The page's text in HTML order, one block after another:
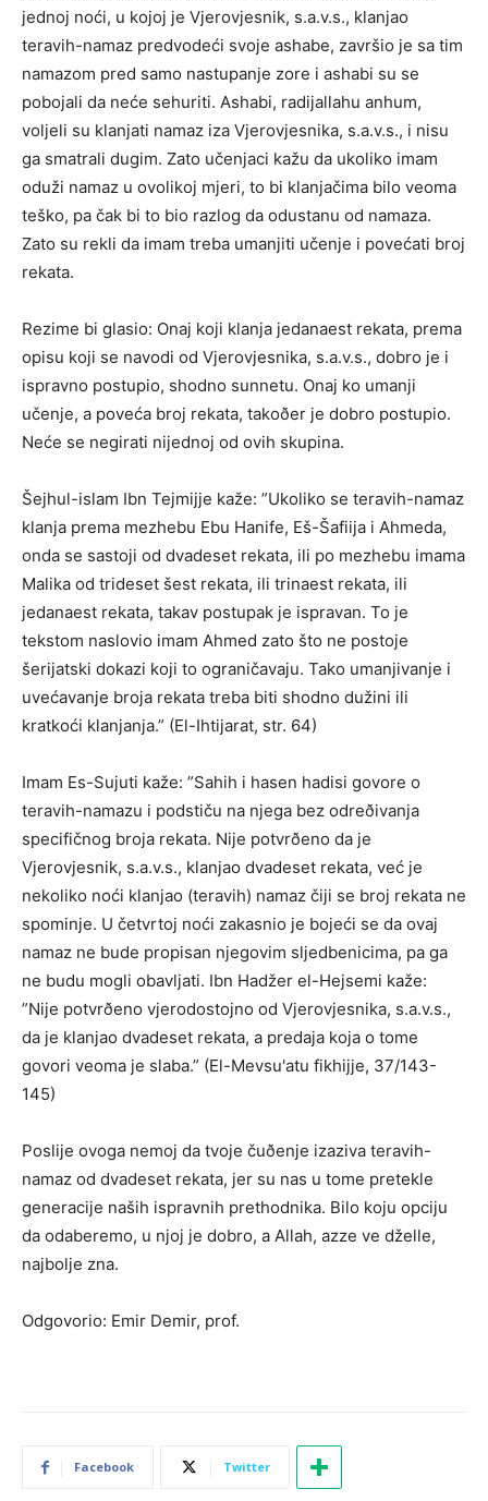
jednoj noći, u kojoj je Vjerovjesnik, s.a.v.s., klanjao
teravih-namaz predvodeći svoje ashabe, završio je sa tim
namazom pred samo nastupanje zore i ashabi su se
pobojali da neće sehuriti. Ashabi, radijallahu anhum,
voljeli su klanjati namaz iza Vjerovjesnika, s.a.v.s., i nisu
ga smatrali dugim. Zato učenjaci kažu da ukoliko imam
oduži namaz u ovolikoj mjeri, to bi klanjačima bilo veoma
teško, pa čak bi to bio razlog da odustanu od namaza.
Zato su rekli da imam treba umanjiti učenje i povećati broj
rekata.
Rezime bi glasio: Onaj koji klanja jedanaest rekata, prema
opisu koji se navodi od Vjerovjesnika, s.a.v.s., dobro je i
ispravno postupio, shodno sunnetu. Onaj ko umanji
učenje, a poveća broj rekata, takoðer je dobro postupio.
Neće se negirati nijednoj od ovih skupina.
Šejhul-islam Ibn Tejmijje kaže: ”Ukoliko se teravih-namaz
klanja prema mezhebu Ebu Hanife, Eš-Šafiija i Ahmeda,
onda se sastoji od dvadeset rekata, ili po mezhebu imama
Malika od trideset šest rekata, ili trinaest rekata, ili
jedanaest rekata, takav postupak je ispravan. To je
tekstom naslovio imam Ahmed zato što ne postoje
šerijatski dokazi koji to ograničavaju. Tako umanjivanje i
uvećavanje broja rekata treba biti shodno dužini ili
kratkoći klanjanja.” (El-Ihtijarat, str. 64)
Imam Es-Sujuti kaže: ”Sahih i hasen hadisi govore o
teravih-namazu i podstiču na njega bez odreðivanja
specifičnog broja rekata. Nije potvrðeno da je
Vjerovjesnik, s.a.v.s., klanjao dvadeset rekata, već je
nekoliko noći klanjao (teravih) namaz čiji se broj rekata ne
spominje. U četvrtoj noći zakasnio je bojeći se da ovaj
namaz ne bude propisan njegovim sljedbenicima, pa ga
ne budu mogli obavljati. Ibn Hadžer el-Hejsemi kaže:
”Nije potvrðeno vjerodostojno od Vjerovjesnika, s.a.v.s.,
da je klanjao dvadeset rekata, a predaja koja o tome
govori veoma je slaba.” (El-Mevsu'atu fikhijje, 37/143-
145)
Poslije ovoga nemoj da tvoje čuðenje izaziva teravih-
namaz od dvadeset rekata, jer su nas u tome pretekle
generacije naših ispravnih prethodnika. Bilo koju opciju
da odaberemo, u njoj je dobro, a Allah, azze ve dželle,
najbolje zna.
Odgovorio: Emir Demir, prof.
Facebook Twitter